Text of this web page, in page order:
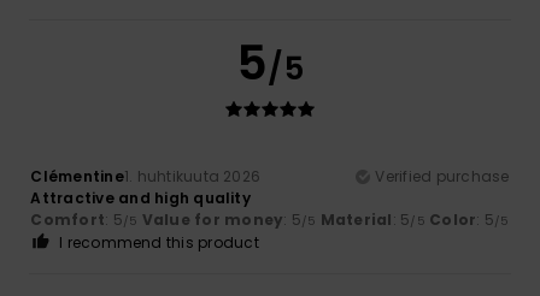
5/5
Clémentine1. huhtikuuta 2026
Verified purchase
Attractive and high quality
Comfort: 5/5 Value for money: 5/5 Material: 5/5 Color: 5/5
I recommend this product